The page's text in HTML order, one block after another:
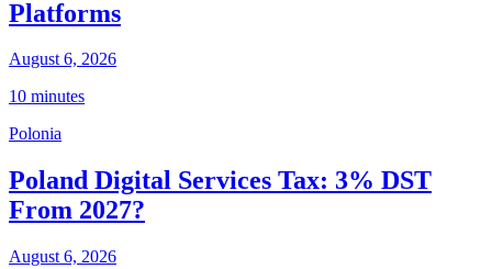
Platforms
August 6, 2026
10 minutes
Polonia
Poland Digital Services Tax: 3% DST
From 2027?
August 6, 2026